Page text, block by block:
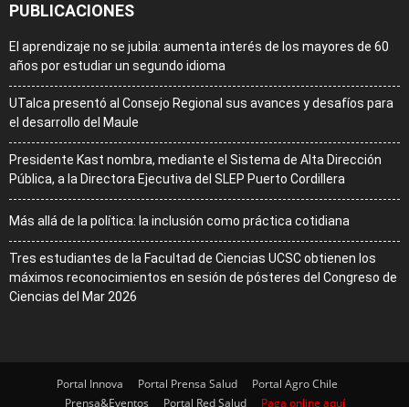
PUBLICACIONES
El aprendizaje no se jubila: aumenta interés de los mayores de 60
años por estudiar un segundo idioma
UTalca presentó al Consejo Regional sus avances y desafíos para
el desarrollo del Maule
Presidente Kast nombra, mediante el Sistema de Alta Dirección
Pública, a la Directora Ejecutiva del SLEP Puerto Cordillera
Más allá de la política: la inclusión como práctica cotidiana
Tres estudiantes de la Facultad de Ciencias UCSC obtienen los
máximos reconocimientos en sesión de pósteres del Congreso de
Ciencias del Mar 2026
Portal Innova Portal Prensa Salud
Portal Agro Chile
Prensa&Eventos
Portal Red Salud Paga online aquí